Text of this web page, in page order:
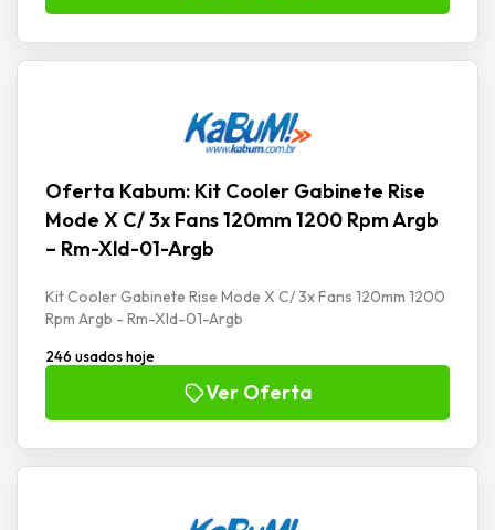
Oferta Kabum: Kit Cooler Gabinete Rise
Mode X C/ 3x Fans 120mm 1200 Rpm Argb
– Rm-Xld-01-Argb
Kit Cooler Gabinete Rise Mode X C/ 3x Fans 120mm 1200
Rpm Argb - Rm-Xld-01-Argb
246 usados hoje
Ver Oferta